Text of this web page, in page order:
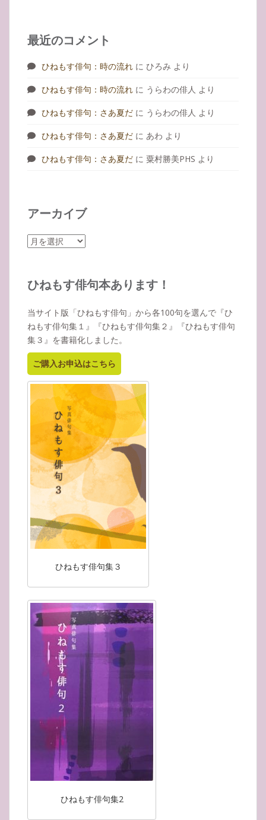
最近のコメント
ひねもす俳句：時の流れ に ひろみ より
ひねもす俳句：時の流れ に うらわの俳人 より
ひねもす俳句：さあ夏だ に うらわの俳人 より
ひねもす俳句：さあ夏だ に あわ より
ひねもす俳句：さあ夏だ に 粟村勝美PHS より
アーカイブ
ア
イ
ひねもす俳句本あります！
当サイト版「ひねもす俳句」から各100句を選んで『ひ
ねもす俳句集１』『ひねもす俳句集２』『ひねもす俳句
集３』を書籍化しました。
ご購入お申込はこちら
ひねもす俳句集３
ひねもす俳句集2